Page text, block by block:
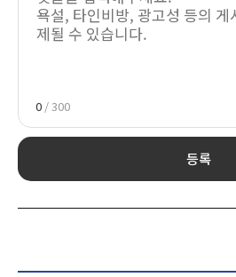
0 / 300
등록